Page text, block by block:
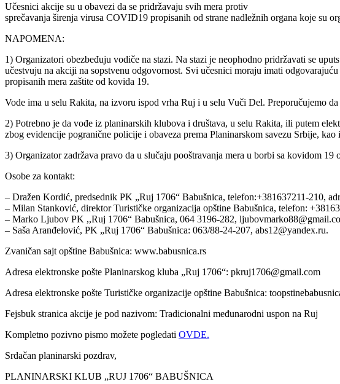
Učesnici akcije su u obavezi da se pridržavaju svih mera protiv
sprečavanja širenja virusa COVID19 propisanih od strane nadležnih organa koje su
NAPOMENA:
1) Organizatori obezbeđuju vodiče na stazi. Na stazi je neophodno pridržavati se
učestvuju na akciji na sopstvenu odgovornost. Svi učesnici moraju imati
propisanih mera zaštite od kovida 19.
Vode ima u selu Rakita, na izvoru ispod vrha Ruj i u selu Vuči Del. Preporučujemo
2) Potrebno je da vođe iz planinarskih klubova i društava, u selu Rakita, ili putem
zbog evidencije pogranične policije i obaveza prema Planinarskom savezu Srbije,
3) Organizator zadržava pravo da u slučaju pooštravanja mera u borbi sa kovidom
Osobe za kontakt:
– Dražen Kordić, predsednik PK „Ruj 1706“ Babušnica, telefon:+381637211-210,
– Milan Stanković, direktor Turističke organizacija opštine Babušnica, telefon:
– Marko Ljubov PK ,,Ruj 1706“ Babušnica, 064 3196-282,
– Saša Aranđelović, PK „Ruj 1706“ Babušnica: 063/88-24-207, abs12@yandex.ru.
Zvaničan sajt opštine Babušnica: www.babusnica.rs
Adresa elektronske pošte Planinarskog kluba „Ruj 1706“: pkruj1706@gmail.com
Adresa elektronske pošte Turističke organizacije opštine Babušnica:
Fejsbuk stranica akcije je pod nazivom: Tradicionalni međunarodni uspon na Ruj
Kompletno pozivno pismo možete pogledati OVDE.
Srdačan planinarski pozdrav,
PLANINARSKI KLUB „RUJ 1706“ BABUŠNICA